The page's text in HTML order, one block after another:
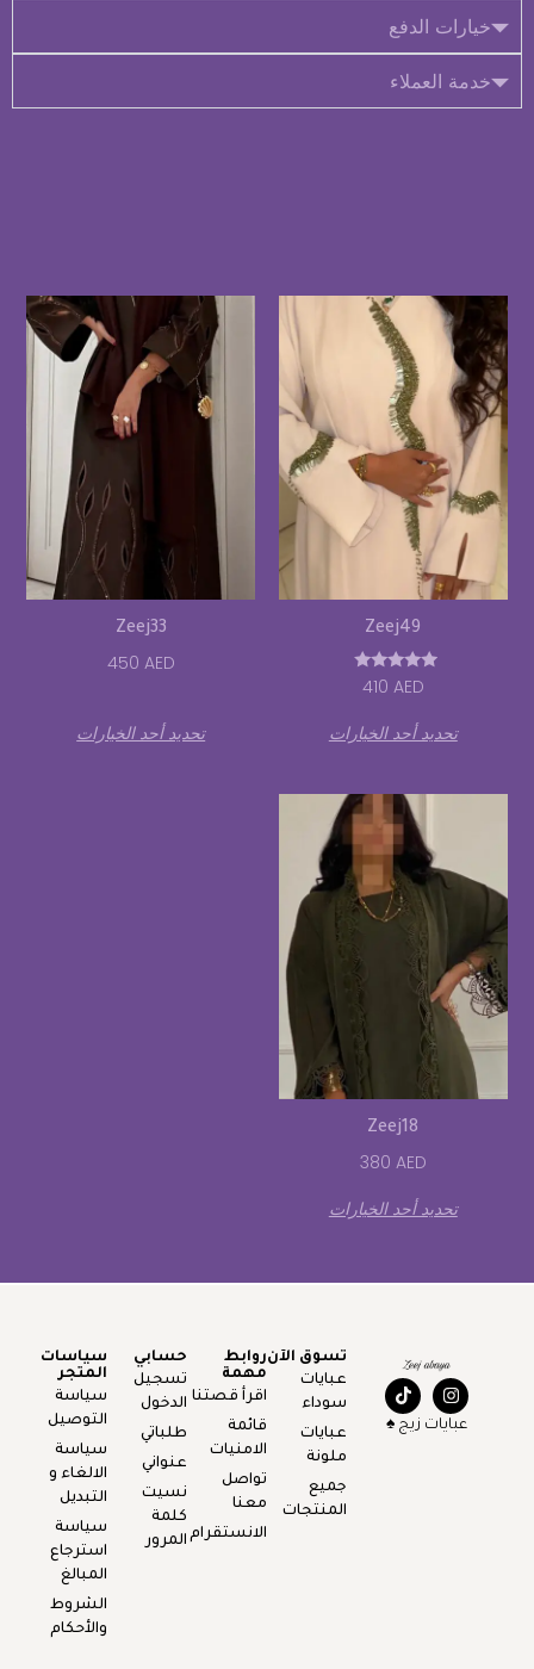
خيارات الدفع
خدمة العملاء
منتجات ذات صلة
Zeej49
تم التقييم
5.00
410 AED
تحديد أحد الخيارات
Zeej33
450 AED
تحديد أحد الخيارات
Zeej18
380 AED
تحديد أحد الخيارات
عبايات زيج ♠️
تسوق الآن
عبايات
سوداء
عبايات
ملونة
جميع
المنتجات
روابط
مهمة
اقرأ قصتنا
قائمة
الامنيات
تواصل
معنا
الانستقرام
حسابي
تسجيل
الدخول
طلباتي
عنواني
نسيت
كلمة
المرور
سياسات
المتجر
سياسة
التوصيل
سياسة
الالغاء و
التبديل
سياسة
استرجاع
المبالغ
الشروط
والأحكام